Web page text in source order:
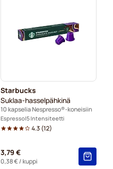
Starbucks
Suklaa-hasselpähkinä
10 kapselia Nespresso®-koneisiin
Espresso 5 Intensiteetti
4.3 (12)
3,79 €
0,38 €/ kuppi